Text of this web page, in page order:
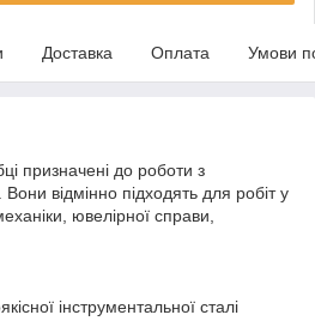
Доставка Оплата Умови
призначені до роботи з
відмінно підходять для робіт у
ювелірної справи,
інструментальної сталі